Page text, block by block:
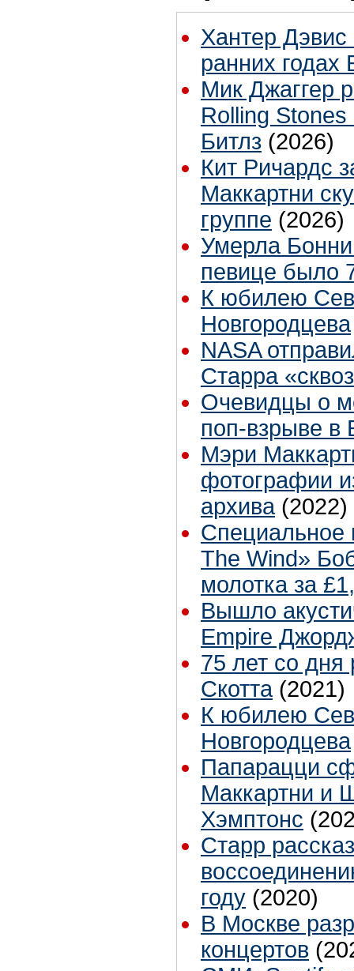
Хантер Дэвис
ранних годах
Мик Джаггер
Rolling Stones
Битлз (2026)
Кит Ричардс
Маккартни
группе (2026)
Умерла
певице было
К юбилею
Новгородцева
NASA
Старра
Очевидцы о
поп-взрыве в
Мэри
фотографии
архива (2022)
Специальное
The Wind»
молотка за
Вышло
Empire
75 лет со
Скотта (2021)
К юбилею
Новгородцева
Папарацци
Маккартни и
Хэмптонс
Старр
году (2020)
В Москве
концертов